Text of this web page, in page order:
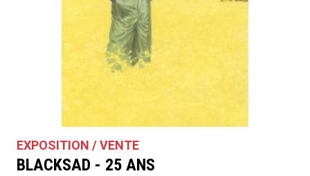
EXPOSITION / VENTE
BLACKSAD - 25 ANS